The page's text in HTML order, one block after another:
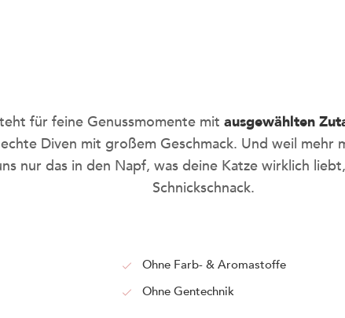
be
mit dem KITTY
für feine Genussmomente mit ausgewählten
Diven mit großem Geschmack. Und weil mehr
nur das in den Napf, was deine Katze wirklich
Schnickschnack.
Ohne Farb- & Aromastoffe
Ohne Gentechnik